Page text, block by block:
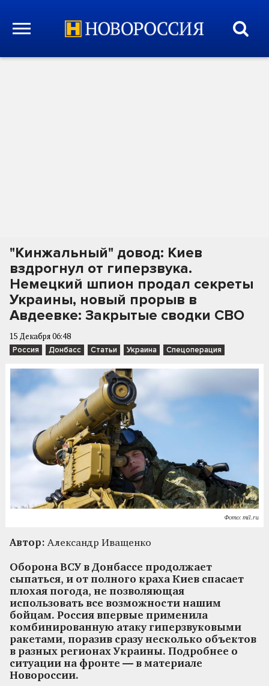
"Кинжальный" довод: Киев
вздрогнул от гиперзвука.
Немецкий шпион продал секреты
Украины, новый прорыв в
Авдеевке: Закрытые сводки СВО
15 Декабря 06:48
Россия Донбасс Статьи Украина Спецоперация
Фото: mil.ru
Автор: Александр Иващенко
Оборона ВСУ в Донбассе продолжает
сыпаться, и от полного краха Киев спасает
плохая погода, не позволяющая
использовать все возможности нашим
бойцам. Россия впервые применила
комбинированную атаку гиперзвуковыми
ракетами, поразив сразу несколько объектов
в разных регионах Украины. Подробнее о
ситуации на фронте — в материале
Новороссии.